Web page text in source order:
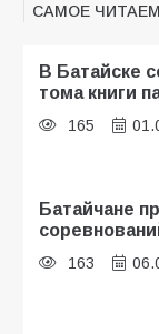
САМОЕ
В Батайске
тома книги
165
Батайчане
163